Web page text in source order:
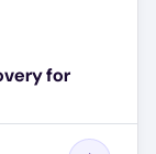
for